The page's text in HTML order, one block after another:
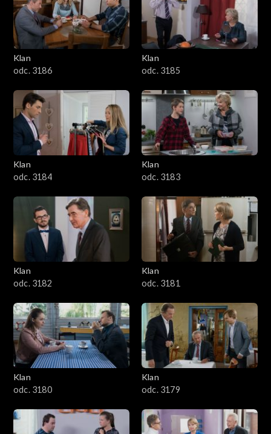
2101–2200
2001–2100
1901–2000
1801–1900
1701–1800
1601–1700
1501–1600
1401–1500
1301–1400
1201–1300
1101–1200
1001–1100
901–1000
801–900
Klan
odc. 3186
Klan
odc. 3185
Klan
odc. 3184
Klan
odc. 3183
Klan
odc. 3182
Klan
odc. 3181
Klan
odc. 3180
Klan
odc. 3179